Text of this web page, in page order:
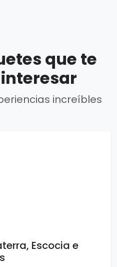
que te
increíbles
Escocia e